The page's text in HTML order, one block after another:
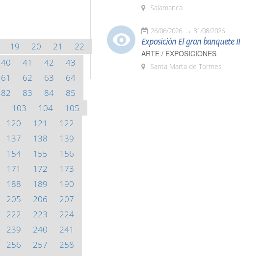
19 20 21
22
40 41 42
43
61 62 63
64
82 83 84
85
103 104
105
120 121
122
137 138
139
154 155
156
171 172
173
188 189
190
205 206
207
222 223
224
239 240
241
256 257
258
Salamanca
26/06/2026 31/08/2026
Exposición El gran banquete II
ARTE / EXPOSICIONES
Santa Marta de Tormes